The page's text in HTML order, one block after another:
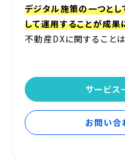
デジタル施策の一つとし
して運用することが成果
不動産DXに関すること
サービス
お問い